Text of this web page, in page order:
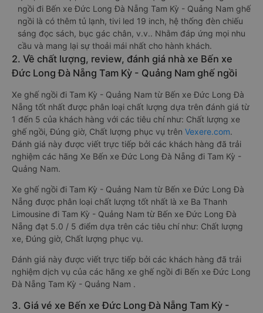
ngồi đi Bến xe Đức Long Đà Nẵng Tam Kỳ - Quảng Nam ghế
ngồi là có thêm tủ lạnh, tivi led 19 inch, hệ thống đèn chiếu
sáng đọc sách, bục gác chân, v.v.. Nhằm đáp ứng mọi nhu
cầu và mang lại sự thoải mái nhất cho hành khách.
2. Về chất lượng, review, đánh giá nhà xe Bến xe
Đức Long Đà Nẵng Tam Kỳ - Quảng Nam ghế ngồi
Xe ghế ngồi đi Tam Kỳ - Quảng Nam từ Bến xe Đức Long Đà
Nẵng tốt nhất được phân loại chất lượng dựa trên đánh giá từ
1 đến 5 của khách hàng với các tiêu chí như: Chất lượng xe
ghế ngồi, Đúng giờ, Chất lượng phục vụ trên Vexere.com.
Đánh giá này được viết trực tiếp bởi các khách hàng đã trải
nghiệm các hãng Xe Bến xe Đức Long Đà Nẵng đi Tam Kỳ -
Quảng Nam.
Xe ghế ngồi đi Tam Kỳ - Quảng Nam từ Bến xe Đức Long Đà
Nẵng được phân loại chất lượng tốt nhất là xe Ba Thanh
Limousine đi Tam Kỳ - Quảng Nam từ Bến xe Đức Long Đà
Nẵng đạt 5.0 / 5 điểm dựa trên các tiêu chí như: Chất lượng
xe, Đúng giờ, Chất lượng phục vụ.
Đánh giá này được viết trực tiếp bởi các khách hàng đã trải
nghiệm dịch vụ của các hãng xe ghế ngồi đi Bến xe Đức Long
Đà Nẵng Tam Kỳ - Quảng Nam .
3. Giá vé xe Bến xe Đức Long Đà Nẵng Tam Kỳ -